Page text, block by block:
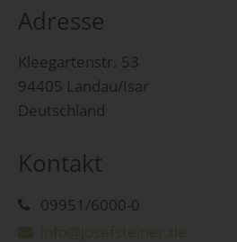
Adresse
Kleegartenstr. 53
94405 Landau/Isar
Deutschland
Kontakt
09951/6000-0